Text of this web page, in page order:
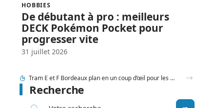
HOBBIES
De débutant à pro : meilleurs
DECK Pokémon Pocket pour
progresser vite
31 juillet 2026
Friteuse facile à nettoyer : sélection des meilleurs modèles
Recherche